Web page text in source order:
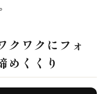
クワクにフォ
めくくり